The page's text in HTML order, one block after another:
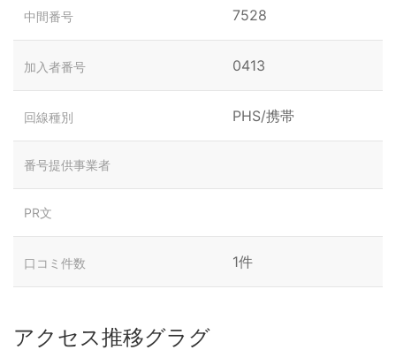
中間番号 7528
加入者番号 0413
回線種別 PHS/携帯
番号提供事業者
PR文
口コミ件数 1件
アクセス推移グラグ